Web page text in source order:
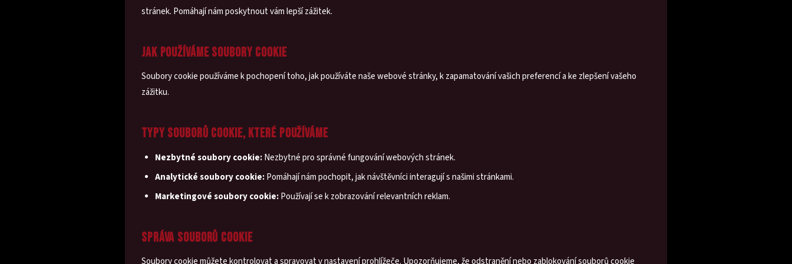
stránek. Pomáhají nám poskytnout vám lepší zážitek.
JAK POUŽÍVÁME SOUBORY COOKIE
Soubory cookie používáme k pochopení toho, jak používáte naše webové stránky, k zapamatování vašich preferencí a ke zlepšení vašeho
zážitku.
TYPY SOUBORŮ COOKIE, KTERÉ POUŽÍVÁME
Nezbytné soubory cookie:Nezbytné pro správné fungování webových stránek.
Analytické soubory cookie:Pomáhají nám pochopit, jak návštěvníci interagují s našimi stránkami.
Marketingové soubory cookie:Používají se k zobrazování relevantních reklam.
SPRÁVA SOUBORŮ COOKIE
Soubory cookie můžete kontrolovat a spravovat v nastavení prohlížeče. Upozorňujeme, že odstranění nebo zablokování souborů cookie